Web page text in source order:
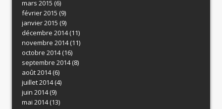
mars 2015 (6)
février 2015 (9)
janvier 2015 (9)
décembre 2014(11)
novembre 2014(11)
octobre 2014(16)
septembre 2014(8)
août 2014(6)
juillet 2014(4)
juin 2014(9)
mai 2014(13)